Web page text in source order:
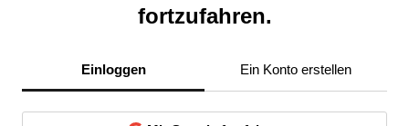
fortzufahren.
Einloggen Ein Konto erstellen